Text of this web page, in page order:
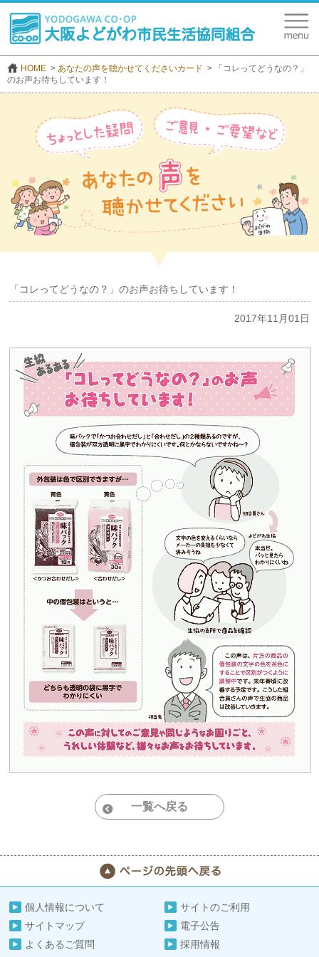
HOME あなたの声を聴かせてくださいカード
「コレってどうなの？」
のお声お待ちしています！
「コレってどうなの？」のお声お待ちしています！
2017年11月01日
一覧へ戻る
個人情報について
サイトのご利用
サイトマップ
電子公告
よくあるご質問
採用情報